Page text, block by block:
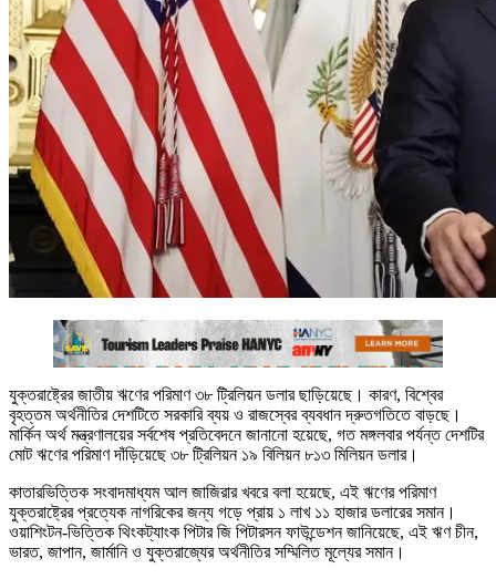
যুক্তরাষ্ট্রের জাতীয় ঋণের পরিমাণ ৩৮ ট্রিলিয়ন ডলার ছাড়িয়েছে। কারণ, বিশ্বের
বৃহত্তম অর্থনীতির দেশটিতে সরকারি ব্যয় ও রাজস্বের ব্যবধান দ্রুতগতিতে বাড়ছে।
মার্কিন অর্থ মন্ত্রণালয়ের সর্বশেষ প্রতিবেদনে জানানো হয়েছে, গত মঙ্গলবার পর্যন্ত দেশটির
মোট ঋণের পরিমাণ দাঁড়িয়েছে ৩৮ ট্রিলিয়ন ১৯ বিলিয়ন ৮১৩ মিলিয়ন ডলার।
কাতারভিত্তিক সংবাদমাধ্যম আল জাজিরার খবরে বলা হয়েছে, এই ঋণের পরিমাণ
যুক্তরাষ্ট্রের প্রত্যেক নাগরিকের জন্য গড়ে প্রায় ১ লাখ ১১ হাজার ডলারের সমান।
ওয়াশিংটন-ভিত্তিক থিংকট্যাংক পিটার জি পিটারসন ফাউন্ডেশন জানিয়েছে, এই ঋণ চীন,
ভারত, জাপান, জার্মানি ও যুক্তরাজ্যের অর্থনীতির সম্মিলিত মূল্যের সমান।